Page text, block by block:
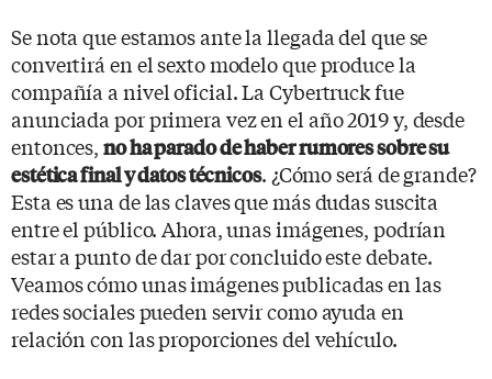
Se nota que estamos ante la llegada del que se
convertirá en el sexto modelo que produce la
compañía a nivel oficial. La Cybertruck fue
anunciada por primera vez en el año 2019 y, desde
entonces,no ha parado de haber rumores sobre su
estética final y datos técnicos. ¿Cómo será de grande?
Esta es una de las claves que más dudas suscita
entre el público. Ahora, unas imágenes, podrían
estar a punto de dar por concluido este debate.
Veamos cómo unas imágenes publicadas en las
redes sociales pueden servir como ayuda en
relación con las proporciones del vehículo.